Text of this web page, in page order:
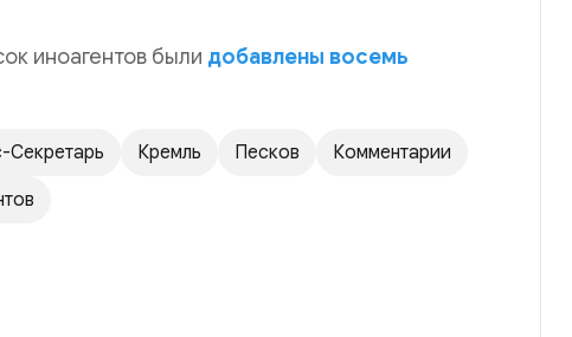
иноагентов были добавлены восемь
Секретарь Кремль Песков
Комментарии